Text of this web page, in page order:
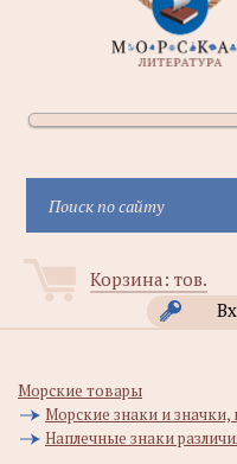
Корзина: тов.
Морские товары
Морские знаки и
Наплечные знаки